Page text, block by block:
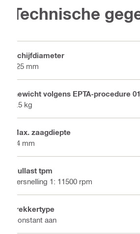
Technische
Schijfdiameter
125 mm
Gewicht volgens EPTA-procedure
2.5 kg
Max. zaagdiepte
34 mm
Nullast tpm
Versnelling 1: 11500 rpm
Trekkertype
Constant aan